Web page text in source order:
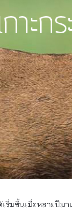
ริ่มขึ้นเมื่อหลายปีม